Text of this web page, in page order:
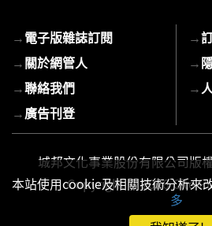
mail
→電子版雜誌訂閱
→關於網管人
→聯絡我們
→廣告刊登
→
→
→
城邦文化事業股份有限公司版
Copyright © 2026 Cite
本站使用cookie及相關技術分析來
多